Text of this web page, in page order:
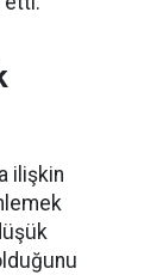
ilişkin